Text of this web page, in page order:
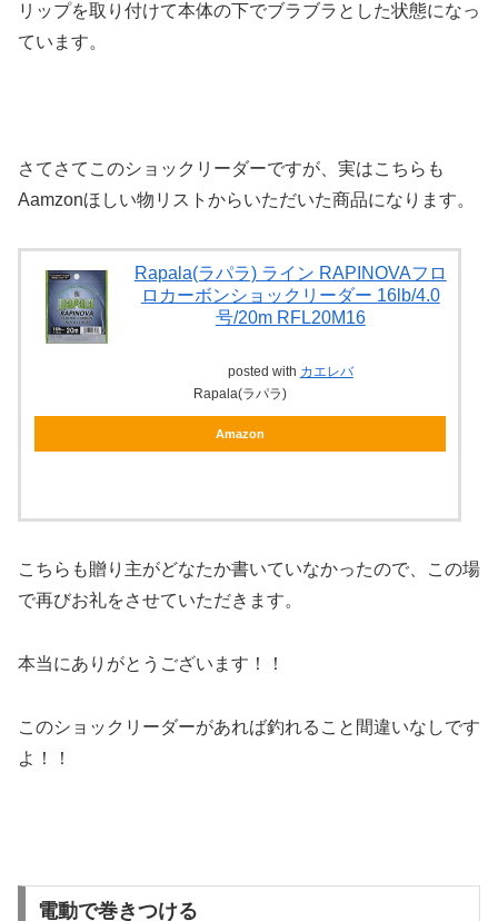
リップを取り付けて本体の下でブラブラとした状態になっ
ています。
さてさてこのショックリーダーですが、実はこちらも
Aamzonほしい物リストからいただいた商品になります。
Rapala(ラパラ) ライン RAPINOVAフロ
ロカーボンショックリーダー 16lb/4.0
号/20m RFL20M16
posted with カエレバ
Rapala(ラパラ)
Amazon
こちらも贈り主がどなたか書いていなかったので、この場
で再びお礼をさせていただきます。
本当にありがとうございます！！
このショックリーダーがあれば釣れること間違いなしです
よ！！
電動で巻きつける